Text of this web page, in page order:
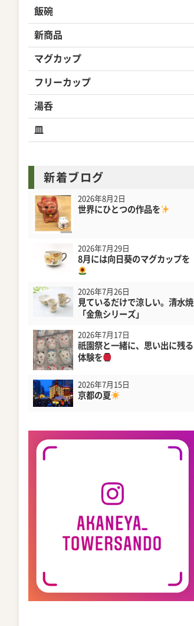
飯碗
新商品
マグカップ
フリーカップ
湯呑
皿
新着ブログ
2026年8月2日
世界にひとつの作品を
2026年7月29日
8月には向日葵のマグカップを
2026年7月26日
見ているだけで涼しい。清水焼
「金魚シリーズ」
2026年7月17日
祇園祭と一緒に、思い出に残る
体験を
2026年7月15日
京都の夏